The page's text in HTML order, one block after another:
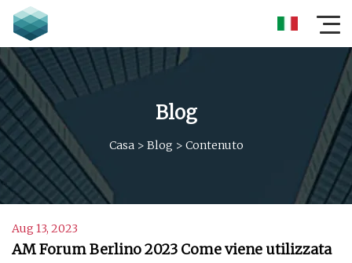
Blog
Casa > Blog > Contenuto
Aug 13, 2023
AM Forum Berlino 2023 Come viene utilizzata